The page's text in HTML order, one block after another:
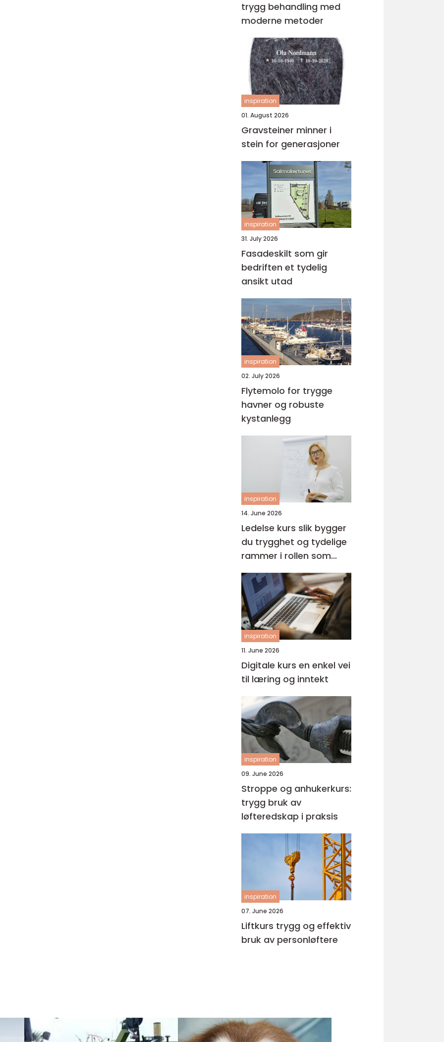
trygg behandling med
moderne metoder
inspiration
01. August 2026
Gravsteiner minner i
stein for generasjoner
inspiration
31. July 2026
Fasadeskilt som gir
bedriften et tydelig
ansikt utad
inspiration
02. July 2026
Flytemolo for trygge
havner og robuste
kystanlegg
inspiration
14. June 2026
Ledelse kurs slik bygger
du trygghet og tydelige
rammer i rollen som
leder
inspiration
11. June 2026
Digitale kurs en enkel vei
til læring og inntekt
inspiration
09. June 2026
Stroppe og anhukerkurs:
trygg bruk av
løfteredskap i praksis
inspiration
07. June 2026
Liftkurs trygg og effektiv
bruk av personløftere